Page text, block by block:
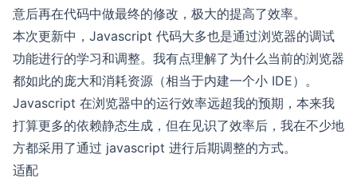
意后再在代码中做最终的修改，极大的提高了效率。
本次更新中，Javascript 代码大多也是通过浏览器的调试
功能进行的学习和调整。我有点理解了为什么当前的浏览器
都如此的庞大和消耗资源（相当于内建一个小 IDE）。
Javascript 在浏览器中的运行效率远超我的预期，本来我
打算更多的依赖静态生成，但在见识了效率后，我在不少地
方都采用了通过 javascript 进行后期调整的方式。
适配